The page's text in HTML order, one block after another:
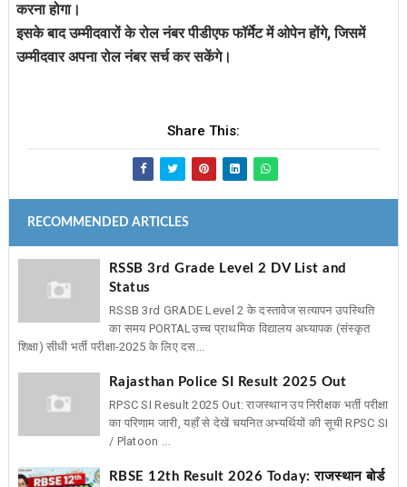
करना होगा।
इसके बाद उम्मीदवारों के रोल नंबर पीडीएफ फॉर्मेट में ओपेन होंगे, जिसमें
उम्मीदवार अपना रोल नंबर सर्च कर सकेंगे।
Share This:
RECOMMENDED ARTICLES
RSSB 3rd Grade Level 2 DV List and
Status
RSSB 3rd GRADE Level 2 के दस्तावेज सत्यापन उपस्थिति
का समय PORTAL ​उच्च प्राथमिक विद्यालय अध्यापक (संस्कृत
शिक्षा) सीधी भर्ती परीक्षा-2025 के लिए दस...
Rajasthan Police SI Result 2025 Out
RPSC SI Result 2025 Out: राजस्थान उप निरीक्षक भर्ती परीक्षा
का परिणाम जारी, यहाँ से देखें चयनित अभ्यर्थियों की सूची RPSC SI
/ Platoon ...
RBSE 12th Result 2026 Today: राजस्थान बोर्ड